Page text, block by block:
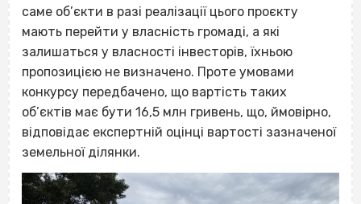
саме об’єкти в разі реалізації цього проєкту
мають перейти у власність громаді, а які
залишаться у власності інвесторів, їхньою
пропозицією не визначено. Проте умовами
конкурсу передбачено, що вартість таких
об’єктів має бути 16,5 млн гривень, що, ймовірно,
відповідає експертній оцінці вартості зазначеної
земельної ділянки.